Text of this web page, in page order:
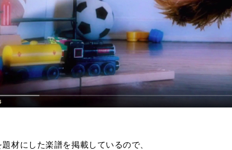
材にした楽譜を掲載しているので、